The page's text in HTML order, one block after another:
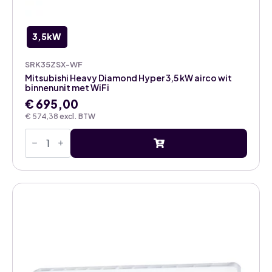
3,5kW
SRK35ZSX-WF
€ 574,38 excl. BTW
Mitsubishi Heavy Diamond Hyper 3,5 kW airco wit
binnenunit met WiFi
€ 695,00
Mitsubishi
Heavy
Hyper
3,5
kW